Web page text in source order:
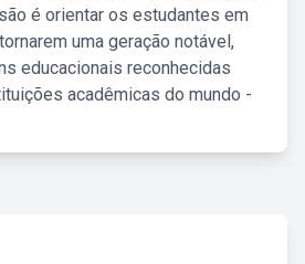
é orientar os estudantes em
uma geração notável,
educacionais reconhecidas
acadêmicas do mundo -